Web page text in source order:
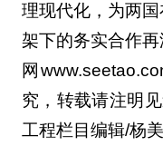
理现代化，为两
架下的务实合作
网
究，转载请注明
工程栏目编辑/杨